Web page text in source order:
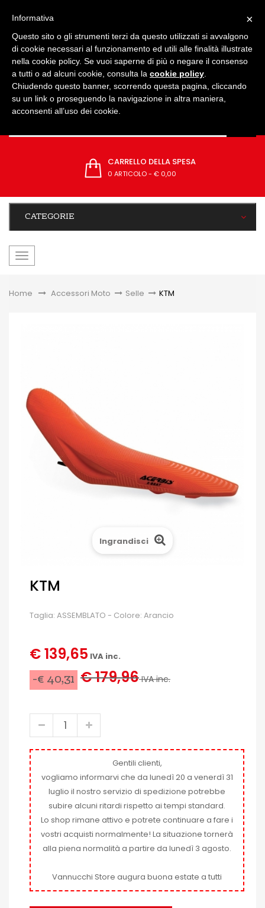
CARRELLO DELLA SPESA
0 ARTICOLO- € 0,00
CATEGORIE
navigazione
Home &gt;Accessori Moto > Selle > KTM
Ingrandisci
KTM
Taglia: ASSEMBLATO - Colore: Arancio
€ 139,65 IVA inc.
-€ 40,31 € 179,96IVA inc.
Gentili clienti,
vogliamo informarvi che da lunedì 20 a venerdì 31
luglio il nostro servizio di spedizione potrebbe
subire alcuni ritardi rispetto ai tempi standard.
Lo shop rimane attivo e potrete continuare a fare i
vostri acquisti normalmente! La situazione tornerà
alla piena normalità a partire da lunedì 3 agosto.
Vannucchi Store augura buona estate a tutti
×
Informativa
Questo sito o gli strumenti terzi da questo utilizzati si avvalgono
di cookie necessari al funzionamento ed utili alle finalità illustrate
nella cookie policy. Se vuoi saperne di più o negare il consenso
a tutti o ad alcuni cookie, consulta la cookie policy
Chiudendo questo banner, scorrendo questa pagina, cliccando
su un link o proseguendo la navigazione in altra maniera,
acconsenti all’uso dei cookie.